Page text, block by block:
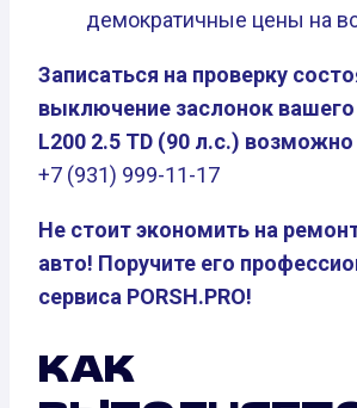
демократичные цены на
Записаться на проверку
выключение заслонок
L200 2.5 TD (90 л.с.)
+7 (931) 999-11-17
Не стоит экономить на
авто! Поручите его
сервиса PORSH.PRO!
КАК